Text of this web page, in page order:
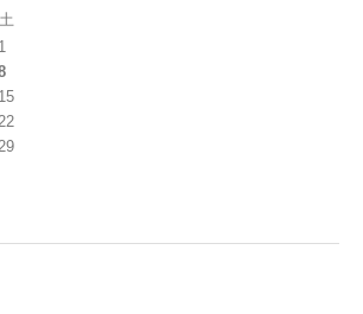
土
1
15